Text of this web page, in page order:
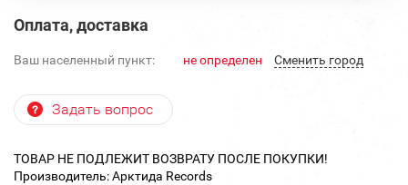
Оплата, доставка
Ваш населенный пункт: не определен Cменить город
Задать вопрос
ТОВАР НЕ ПОДЛЕЖИТ ВОЗВРАТУ ПОСЛЕ ПОКУПКИ!
Производитель: Арктида Records